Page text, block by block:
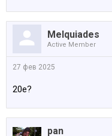
Melquiades
Active Member
27 фев 2025
20е?
pan